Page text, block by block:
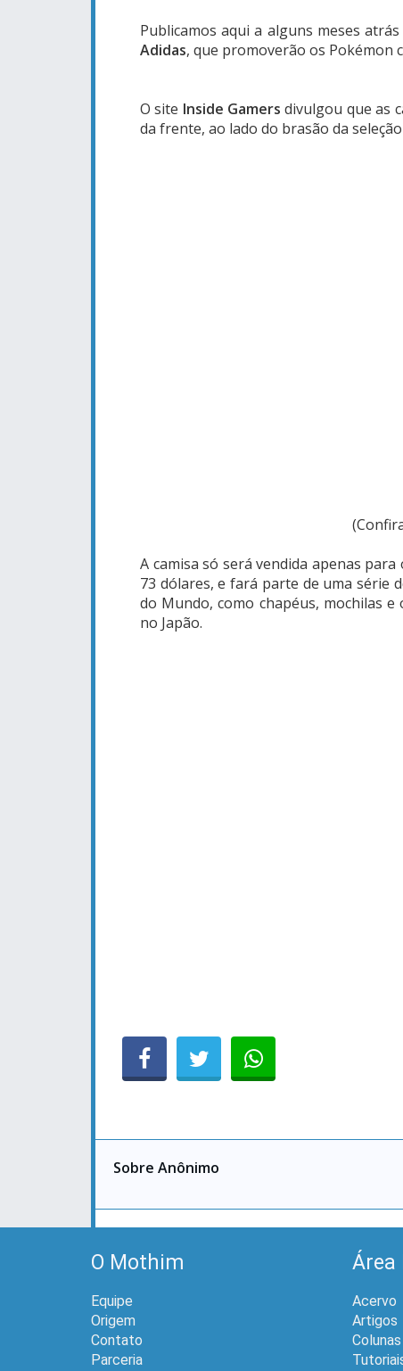
Publicamos aqui a alguns meses
Adidas, que promoverão os Pokémon
O site Inside Gamers divulgou que as
da frente, ao lado do brasão da
A camisa só será vendida apenas
73 dólares, e fará parte de uma série
do Mundo, como chapéus, mochilas
no Japão.
Sobre Anônimo
O Mothim
Equipe
Origem
Contato
Parceria
Área
Acervo
Artigos
Colunas